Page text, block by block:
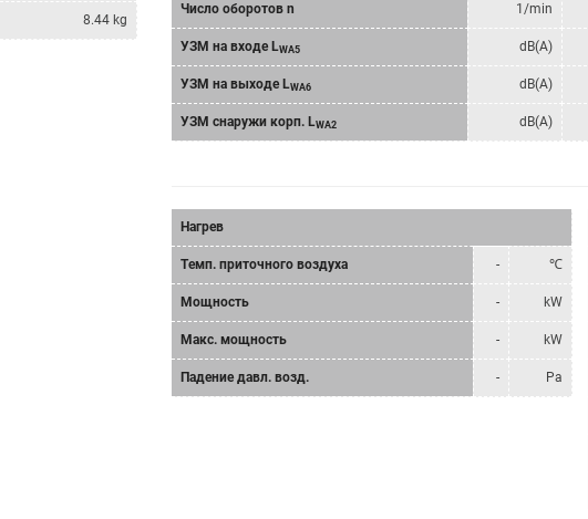
8.44 kg
Число оборотов n 1/min
УЗМ на входе LWA5 dB(A)
УЗМ на выходе LWA6 dB(A)
УЗМ снаружи корп. LWA2 dB(A)
Нагрев
Tемп. приточного воздуха - ℃
Мощность - kW
Mакс. мощность - kW
Падение давл. возд. - Pa